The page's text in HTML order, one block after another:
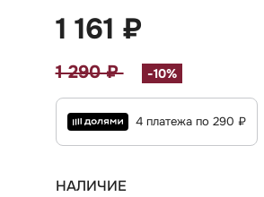
1 161 ₽
1 290 ₽ -10%
4 платежа по 290 ₽
НАЛИЧИЕ